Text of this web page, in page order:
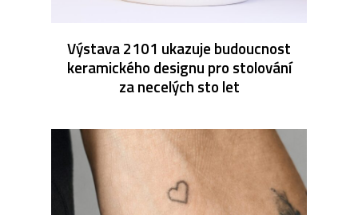
Výstava 2101 ukazuje budoucnost
keramického designu pro stolování
za necelých sto let